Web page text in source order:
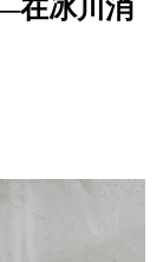
在冰川消